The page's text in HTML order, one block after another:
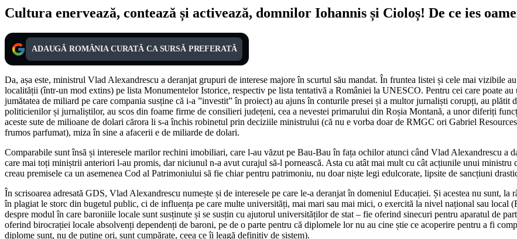
Cultura enervează, contează și activează, domnilor Iohannis și Cioloș! De ce ies
ADAUGĂ ROMÂNIA CURATĂ CA SURSĂ PREFERATĂ
Da, așa este, ministrul Vlad Alexandrescu a deranjat grupuri de interese majore în scurtul său mandat. În fruntea listei și cele mai vizibile
localității (într-un mod extins) pe lista Monumentelor Istorice, respectiv pe lista tentativă a României la UNESCO. Pentru cei care poate
jumătatea de miliard pe care compania susține că i-a ”investit” în proiect) au ajuns în conturile presei și a multor jurnaliști corupți, au plătit
politicienilor și jurnaliștilor, au scos din foame firme de consilieri județeni, cea a nevestei primarului din Roșia Montană, a unor diferiți
aceste sute de milioane de dolari cărora li s-a închis robinetul prin deciziile ministrului (că nu e vorba doar de RMGC ori Gabriel
frumos parfumat), miza în sine a afacerii e de miliarde de dolari.
Comparabile sunt însă și interesele marilor rechini imobiliari, care l-au văzut pe Bau-Bau în fața ochilor atunci când Vlad Alexandrescu a
care mai toți miniștrii anteriori l-au promis, dar niciunul n-a avut curajul să-l pornească. Asta cu atât mai mult cu cât acțiunile unui ministru
creau premisele ca un asemenea Cod al Patrimoniului să fie chiar pentru patrimoniu, nu doar niște legi edulcorate, lipsite de sancțiuni
În scrisoarea adresată GDS, Vlad Alexandrescu numește și de interesele pe care le-a deranjat în domeniul Educației. Și acestea nu sunt,
în plagiat le storc din bugetul public, ci de influența pe care multe universități, mai mari sau mai mici, o exercită la nivel național sau local
despre modul în care baroniile locale sunt susținute și se susțin cu ajutorul universităților de stat – fie oferind sinecuri pentru aparatul de
oferind birocrației locale absolvenți dependenți de baroni, pe de o parte pentru că diplomele lor nu au cine știe ce acoperire pentru a fi
diplome sunt, nu de puține ori, sunt cumpărate, ceea ce îi leagă definitiv de sistem).